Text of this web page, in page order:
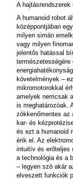
A hajtásrendszerek
A humanoid robot
középpontjában
milyen simán
vagy milyen
jelentős hatással
természetességére
követelmények –
mikromotorokkal
amelyek nemcsak
is meghatározóak.
zökkenőmentes az
kar- és
és ezt a humanoid
érik el. Az
intuitív és erőteljes
a technológia és a
– legyen szó akár
elveszett funkciók